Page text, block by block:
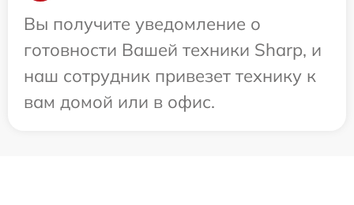
Вы получите уведомление о
готовности Вашей техники Sharp, и
наш сотрудник привезет технику к
вам домой или в офис.